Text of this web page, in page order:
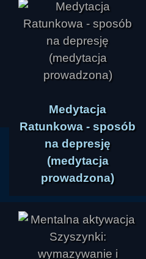
Medytacja
Ratunkowa - sposób
na depresję
(medytacja
prowadzona)